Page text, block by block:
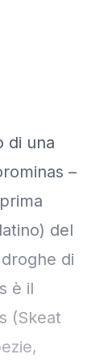
di una
–
del
di
è il
(Skeat